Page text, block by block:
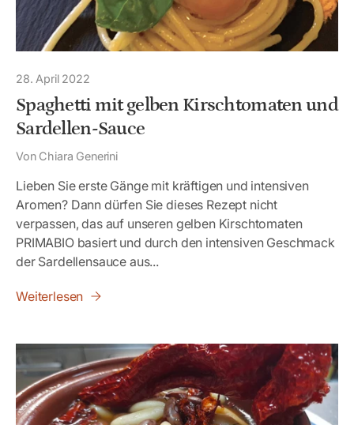
28. April 2022
Spaghetti mit gelben Kirschtomaten und
Sardellen-Sauce
Von Chiara Generini
Lieben Sie erste Gänge mit kräftigen und intensiven
Aromen? Dann dürfen Sie dieses Rezept nicht
verpassen, das auf unseren gelben Kirschtomaten
PRIMABIO basiert und durch den intensiven Geschmack
der Sardellensauce aus...
Weiterlesen